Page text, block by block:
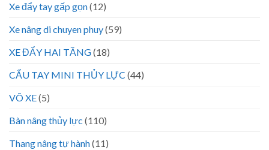
Xe đẩy tay gấp gọn(12)
Xe nâng di chuyen phuy(59)
XE ĐẨY HAI TẦNG(18)
CẨU TAY MINI THỦY LỰC (44)
VÕ XE(5)
Bàn nâng thủy lực (110)
Thang nâng tự hành(11)